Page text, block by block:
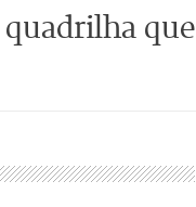
quadrilha que